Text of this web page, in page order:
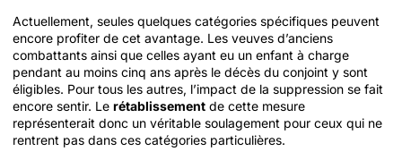
Actuellement, seules quelques catégories spécifiques peuvent
encore profiter de cet avantage. Les veuves d’anciens
combattants ainsi que celles ayant eu un enfant à charge
pendant au moins cinq ans après le décès du conjoint y sont
éligibles. Pour tous les autres, l’impact de la suppression se fait
encore sentir. Le rétablissement de cette mesure
représenterait donc un véritable soulagement pour ceux qui ne
rentrent pas dans ces catégories particulières.